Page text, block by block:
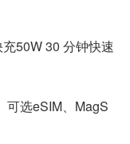
50W 30 分钟快速
可选eSIM、MagS